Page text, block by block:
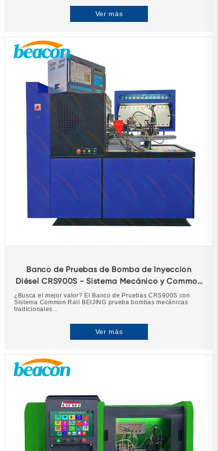
Ver más
Banco de Pruebas de Bomba de Inyección
Diésel CRS900S - Sistema Mecánico y Common
Rail
¿Busca el mejor valor? El Banco de Pruebas CRS900S con
Sistema Common Rail BEIJING prueba bombas mecánicas
tradicionales...
Ver más